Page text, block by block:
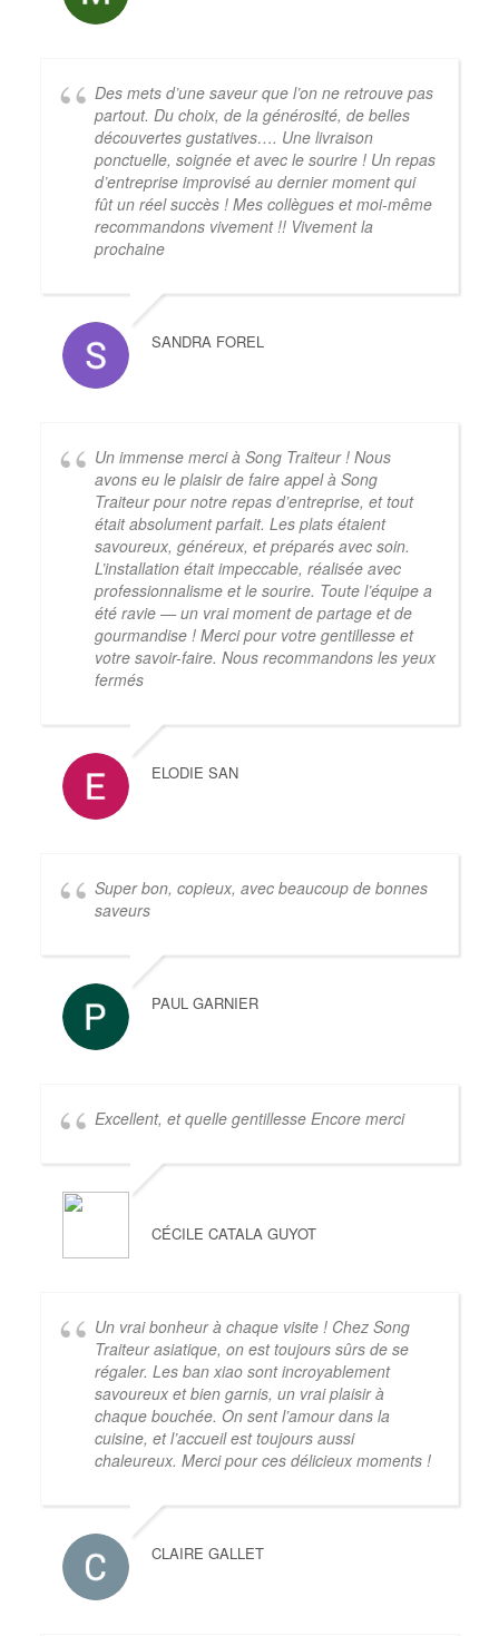
Des mets d’une saveur que l’on ne retrouve pas
partout. Du choix, de la générosité, de belles
découvertes gustatives…. Une livraison
ponctuelle, soignée et avec le sourire ! Un repas
d’entreprise improvisé au dernier moment qui
fût un réel succès ! Mes collègues et moi-même
recommandons vivement !! Vivement la
prochaine
SANDRA FOREL
Un immense merci à Song Traiteur ! Nous
avons eu le plaisir de faire appel à Song
Traiteur pour notre repas d’entreprise, et tout
était absolument parfait. Les plats étaient
savoureux, généreux, et préparés avec soin.
L’installation était impeccable, réalisée avec
professionnalisme et le sourire. Toute l’équipe a
été ravie — un vrai moment de partage et de
gourmandise ! Merci pour votre gentillesse et
votre savoir-faire. Nous recommandons les yeux
fermés
ELODIE SAN
Super bon, copieux, avec beaucoup de bonnes
saveurs
PAUL GARNIER
Excellent, et quelle gentillesse Encore merci
CÉCILE CATALA GUYOT
Un vrai bonheur à chaque visite ! Chez Song
Traiteur asiatique, on est toujours sûrs de se
régaler. Les ban xiao sont incroyablement
savoureux et bien garnis, un vrai plaisir à
chaque bouchée. On sent l’amour dans la
cuisine, et l’accueil est toujours aussi
chaleureux. Merci pour ces délicieux moments !
CLAIRE GALLET